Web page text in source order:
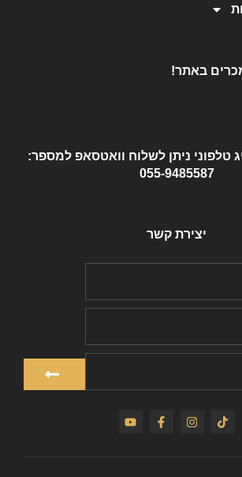
באתר!
טלפוני ניתן לשלוח וואטסאפ למספר:
055-9485587
יצירת קשר